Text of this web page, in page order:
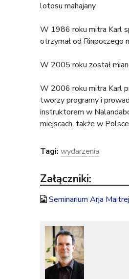
a
l
)
lotosu mahajany.
W 1986 roku mitra Karl
otrzymał od Rinpoczego
W 2005 roku został
W 2006 roku mitra Karl
tworzy programy i
instruktorem w
miejscach, także w
Tagi: wydarzenia
Załączniki:
Seminarium Arja